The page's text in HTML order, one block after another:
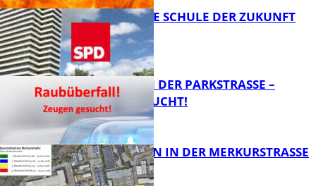
FB News
WIE SIEHT DIE SCHULE DER ZUKUNFT
AUS?
ÜBERFALL IN DER PARKSTRASSE – Z
EUGEN GESUCHT!
BAUARBEITEN IN DER MERKURSTRASSE